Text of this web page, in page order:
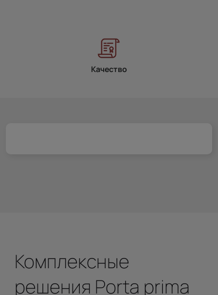
Качество
Комплексные
решения Porta prima